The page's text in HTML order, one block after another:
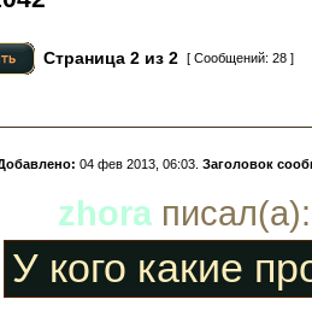
Страница 2 из 2 [ Сообщений: 28 ]
04 фев 2013, 06:03. Заголовок
zhora писал(а):
У кого какие